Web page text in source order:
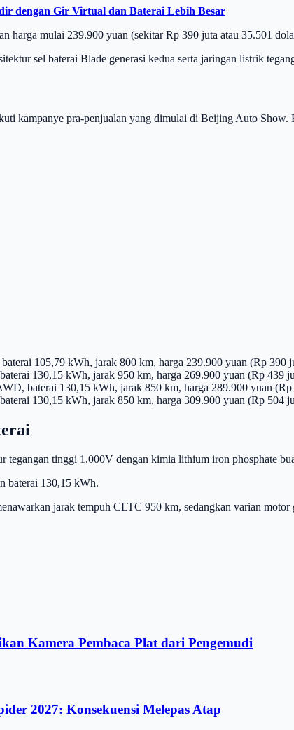
dengan Gir Virtual dan Baterai Lebih Besar
harga mulai 239.900 yuan (sekitar Rp 390 juta atau 35.501
sel baterai Blade generasi kedua serta jaringan listrik
kampanye pra-penjualan yang dimulai di Beijing Auto
105,79 kWh, jarak 800 km, harga 239.900 yuan (Rp 390
130,15 kWh, jarak 950 km, harga 269.900 yuan (Rp 439
baterai 130,15 kWh, jarak 850 km, harga 289.900 yuan (Rp
130,15 kWh, jarak 850 km, harga 309.900 yuan (Rp 504
tegangan tinggi 1.000V dengan kimia lithium iron phosphate
baterai 130,15 kWh.
jarak tempuh CLTC 950 km, sedangkan varian
Kamera Pembaca Plat dari Pengemudi
2027: Konsekuensi Melepas Atap